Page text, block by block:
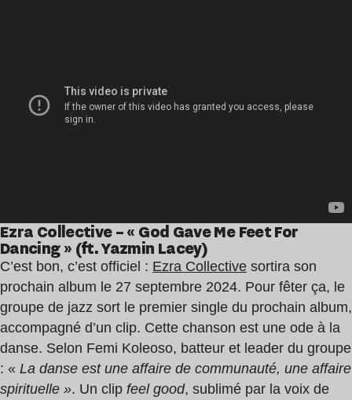
Ezra Collective – « God Gave Me Feet For
Dancing » (ft. Yazmin Lacey)
C’est bon, c’est officiel : Ezra Collective sortira son
prochain album le 27 septembre 2024. Pour fêter ça, le
groupe de jazz sort le premier single du prochain album,
accompagné d’un clip. Cette chanson est une ode à la
danse. Selon Femi Koleoso, batteur et leader du groupe
: « La danse est une affaire de communauté, une affaire
spirituelle ». Un clip feel good, sublimé par la voix de